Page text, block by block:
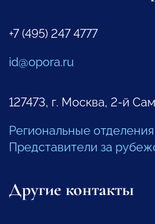
+7 (495) 247 4777
id@opora.ru
127473, г. Москва, 2-й
Региональные отделения
Представители за
Другие контакты